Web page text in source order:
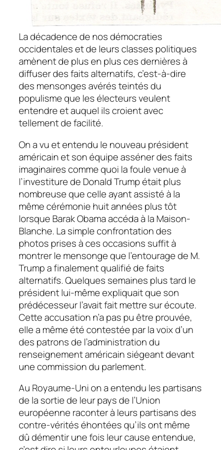
La décadence de nos démocraties
occidentales et de leurs classes politiques
amènent de plus en plus ces dernières à
diffuser des faits alternatifs, c’est-à-dire
des mensonges avérés teintés du
populisme que les électeurs veulent
entendre et auquel ils croient avec
tellement de facilité.
On a vu et entendu le nouveau président
américain et son équipe asséner des faits
imaginaires comme quoi la foule venue à
l’investiture de Donald Trump était plus
nombreuse que celle ayant assisté à la
même cérémonie huit années plus tôt
lorsque Barak Obama accéda à la Maison-
Blanche. La simple confrontation des
photos prises à ces occasions suffit à
montrer le mensonge que l’entourage de M.
Trump a finalement qualifié de faits
alternatifs. Quelques semaines plus tard le
président lui-même expliquait que son
prédécesseur l’avait fait mettre sur écoute.
Cette accusation n’a pas pu être prouvée,
elle a même été contestée par la voix d’un
des patrons de l’administration du
renseignement américain siégeant devant
une commission du parlement.
Au Royaume-Uni on a entendu les partisans
de la sortie de leur pays de l’Union
européenne raconter à leurs partisans des
contre-vérités éhontées qu’ils ont même
dû démentir une fois leur cause entendue,